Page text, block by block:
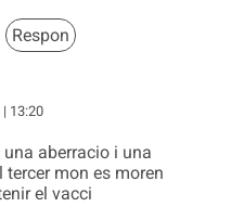
Respon
13:20
aberracio i una
tercer mon es moren
el vacci